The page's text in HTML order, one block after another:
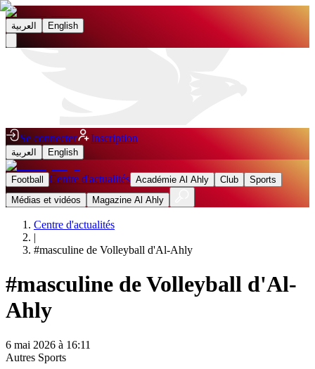
العربية English
Se connecter Inscription
العربية English
Football Centre d'actualités Académie Al Ahly Club
Sports
Médias et vidéos
Magazine Al Ahly
Centre d'actualités
|
#masculine de Volleyball d'Al-Ahly
#masculine de Volleyball d'Al-
Ahly
6 mai 2026 à 16:11
Autres Sports